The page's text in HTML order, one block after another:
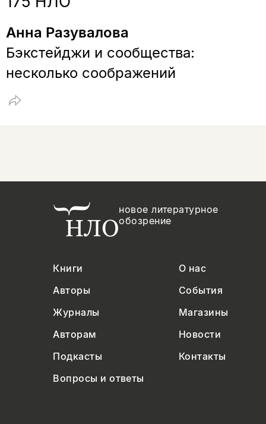
Анна Разувалова
Бэкстейджи и сообщества:
несколько соображений
новое литературное
обозрение
Книги
О нас
Авторы
События
Журналы
Магазины
Авторам
Новости
Подкасты
Контакты
Вопросы и ответы